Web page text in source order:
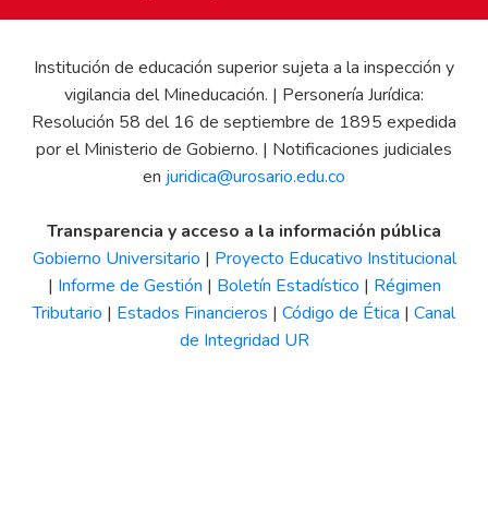
Institución de educación superior sujeta a la inspección y
vigilancia del Mineducación. | Personería Jurídica:
Resolución 58 del 16 de septiembre de 1895 expedida
por el Ministerio de Gobierno. | Notificaciones judiciales
en juridica@urosario.edu.co
Transparencia y acceso a la información pública
Gobierno Universitario | Proyecto Educativo Institucional
| Informe de Gestión | Boletín Estadístico | Régimen
Tributario | Estados Financieros | Código de Ética | Canal
de Integridad UR